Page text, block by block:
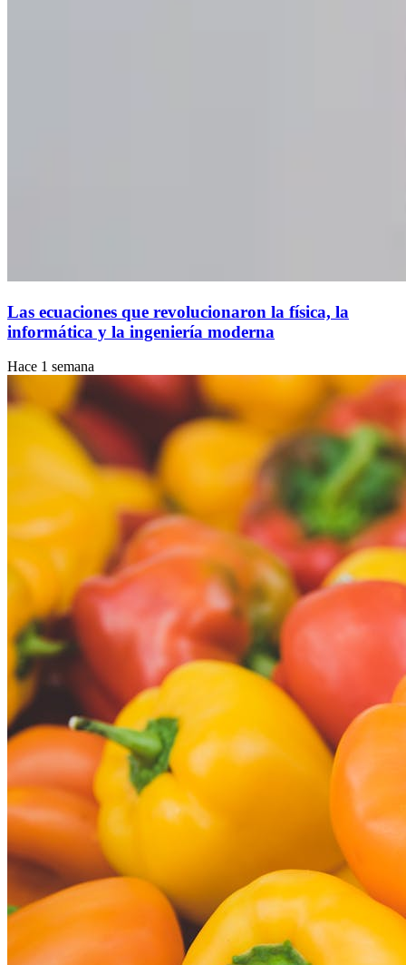
Las ecuaciones que revolucionaron la física, la
informática y la ingeniería moderna
Hace 1 semana